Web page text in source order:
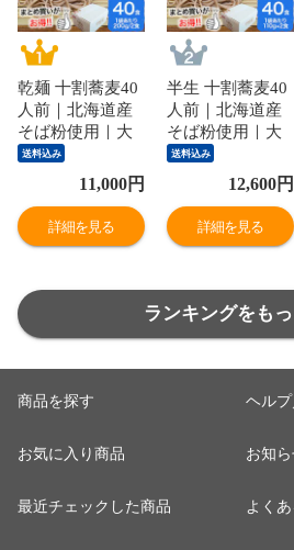
乾麺 十割蕎麦40
人前｜北海道産
そば粉使用｜大
容量・送料無料
送料込み
11,000円
詳細を見る
半生 十割蕎麦40
人前｜北海道産
そば粉使用｜大
容量・送料無料
送料込み
12,600円
詳細を見る
ランキングをも
商品を探す
お気に入り商品
最近チェックした商品
ヘル
お知
よく